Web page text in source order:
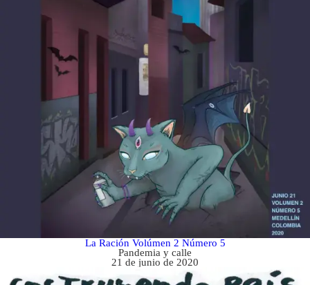
La Ración Volúmen 2 Número 5
Pandemia y calle
21 de junio de 2020